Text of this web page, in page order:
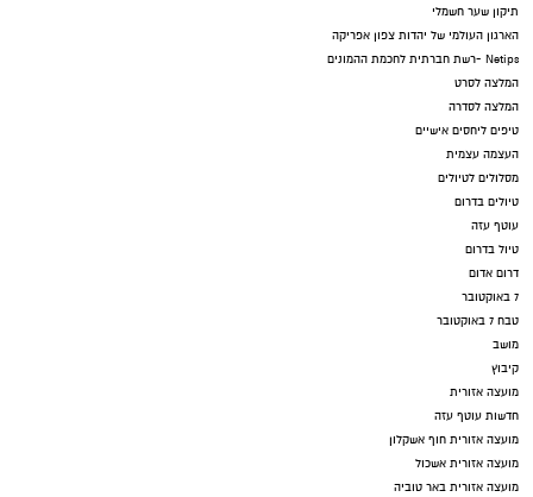
תיקון שער חשמלי
הארגון העולמי של יהדות צפון אפריקה
Netips -רשת חברתית לחכמת ההמונים
המלצה לסרט
המלצה לסדרה
טיפים ליחסים אישיים
העצמה עצמית
מסלולים לטיולים
טיולים בדרום
עוטף עזה
טיול בדרום
דרום אדום
7 באוקטובר
טבח 7 באוקטובר
מושב
קיבוץ
מועצה אזורית
חדשות עוטף עזה
מועצה אזורית חוף אשקלון
מועצה אזורית אשכול
מועצה אזורית באר טוביה